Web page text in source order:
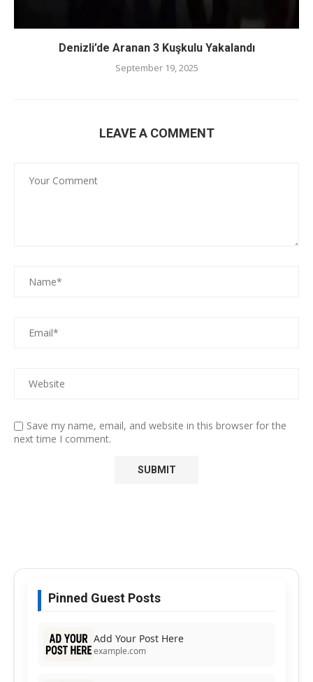
Denizli’de Aranan 3 Kuşkulu Yakalandı
September 19, 2025
LEAVE A COMMENT
Save my name, email, and website in this browser for the
next time I comment.
Pinned Guest Posts
Add Your Post Here
example.com